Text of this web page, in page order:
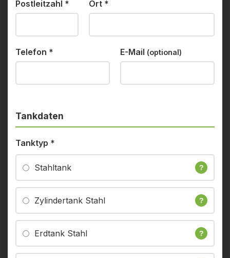
Postleitzahl * Ort *
Telefon * E-Mail (optional)
Tankdaten
Tanktyp *
Stahltank ?
Zylindertank Stahl ?
Erdtank Stahl ?